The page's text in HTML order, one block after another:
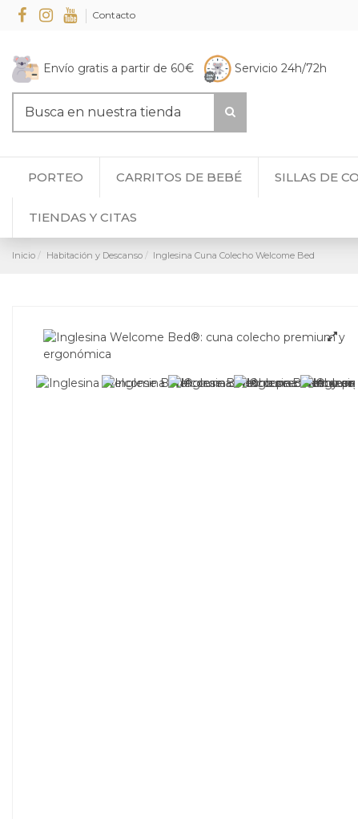
Contacto
Envío gratis a partir de 60€ Servicio 24h/72h
PORTEO CARRITOS DE BEBÉ SILLAS DE
TIENDAS Y CITAS
Inicio Habitación y Descanso Inglesina Cuna Colecho Welcome Bed